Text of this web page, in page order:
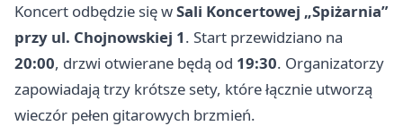
Koncert odbędzie się wSali Koncertowej „Spiżarnia”
przy ul. Chojnowskiej 1. Start przewidziano na
20:00, drzwi otwierane będą od 19:30. Organizatorzy
zapowiadają trzy krótsze sety, które łącznie utworzą
wieczór pełen gitarowych brzmień.